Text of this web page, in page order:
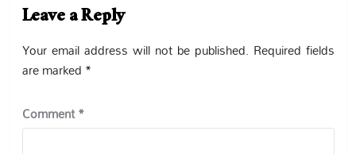
Leave a Reply
Your email address will not be published. Required fields
are marked *
Comment*